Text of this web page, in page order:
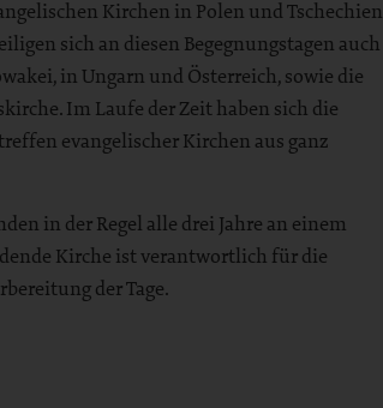
Kirchen in Polen und Tschechien
sich an diesen Begegnungstagen auch
in Ungarn und Österreich, sowie die
Im Laufe der Zeit haben sich die
evangelischer Kirchen aus ganz
in der Regel alle drei Jahre an einem
Kirche ist verantwortlich für die
der Tage.